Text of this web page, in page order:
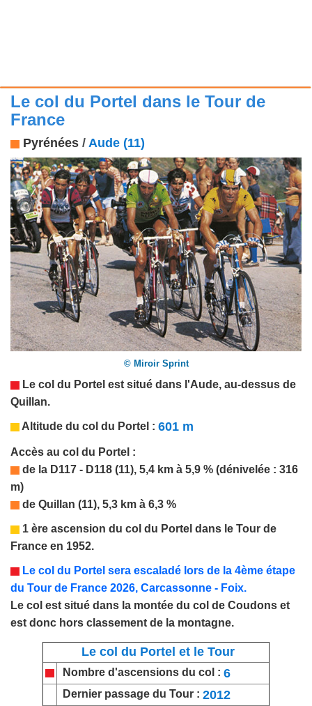
Le col du Portel dans le Tour de
France
Pyrénées / Aude (11)
© Miroir Sprint
Le col du Portel est situé dans l'Aude, au-dessus de
Quillan.
Altitude du col du Portel : 601 m
Accès au col du Portel :
de la D117 - D118 (11), 5,4 km à 5,9 % (dénivelée : 316
m)
de Quillan (11), 5,3 km à 6,3 %
1 ère ascension du col du Portel dans le Tour de
France en 1952.
Le co l d u Portel sera escaladé lors de la 4ème étape
du Tour de France 2026, Carcassonne - Foix.
Le col est situé dans la montée du col de Coudons et
est donc hors classement de la montagne.
Le col du Portel et le Tour
Nombre d'ascensions du col : 6
Dernier passage du Tour : 2012